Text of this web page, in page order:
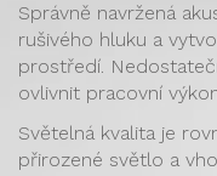
Správně navržená
rušivého hluku a
prostředí.
ovlivnit pracovní
Světelná kvalita je
přirozené světlo a